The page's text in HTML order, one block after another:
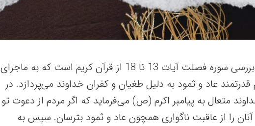
این نوشتار، بررسی سوره فصلت آیات 13 تا 18 از قرآن کریم است که به ماجرای
قدرتمند عاد و ثمود به دلیل طغیان و کفران خداوند می‌پردازد. در
متعال به پیامبر اکرم (ص) می‌فرماید که اگر مردم از دعوت تو
آنان را از عاقبت ناگواری همچون عاد و ثمود بترسان. سپس به